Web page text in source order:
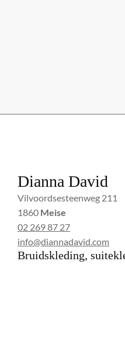
Dianna David
Vilvoordsesteenweg 211
1860 Meise
02 269 87 27
info@diannadavid.com
Bruidskleding,